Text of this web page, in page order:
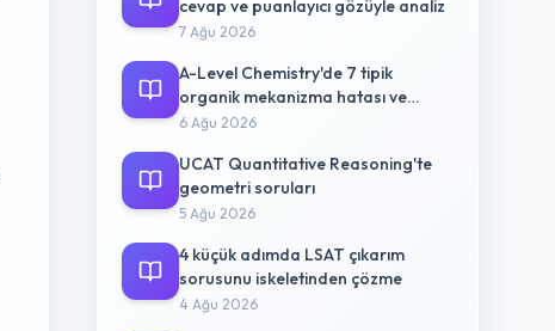
cevap ve puanlayıcı gözüyle analiz
7 Ağu 2026
A-Level Chemistry'de 7 tipik
organik mekanizma hatası ve
düzeltme yolu
6 Ağu 2026
UCAT Quantitative Reasoning'te
geometri soruları
5 Ağu 2026
4 küçük adımda LSAT çıkarım
sorusunu iskeletinden çözme
4 Ağu 2026